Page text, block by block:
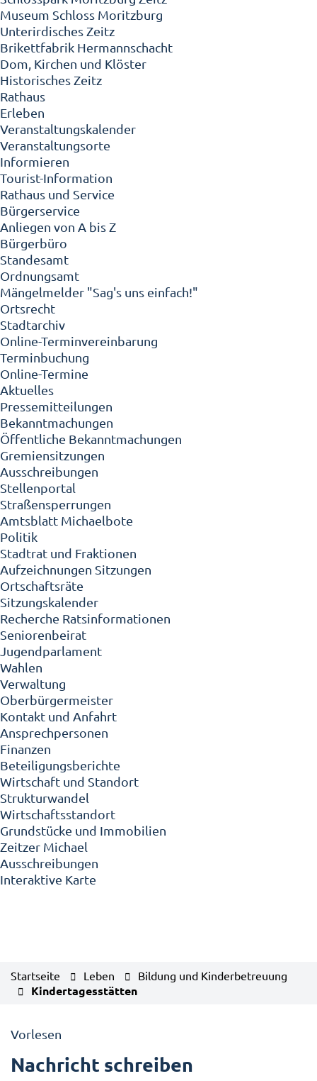
Museum Schloss Moritzburg
Unterirdisches Zeitz
Brikettfabrik Hermannschacht
Dom, Kirchen und Klöster
Historisches Zeitz
Rathaus
Erleben
Veranstaltungskalender
Veranstaltungsorte
Informieren
Tourist-Information
Rathaus und Service
Bürgerservice
Anliegen von A bis Z
Bürgerbüro
Standesamt
Ordnungsamt
Mängelmelder "Sag's uns einfach!"
Ortsrecht
Stadtarchiv
Online-Terminvereinbarung
Terminbuchung
Online-Termine
Aktuelles
Pressemitteilungen
Bekanntmachungen
Öffentliche Bekanntmachungen
Gremiensitzungen
Ausschreibungen
Stellenportal
Straßensperrungen
Amtsblatt Michaelbote
Politik
Stadtrat und Fraktionen
Aufzeichnungen Sitzungen
Ortschaftsräte
Sitzungskalender
Recherche Ratsinformationen
Seniorenbeirat
Jugendparlament
Wahlen
Verwaltung
Oberbürgermeister
Kontakt und Anfahrt
Ansprechpersonen
Finanzen
Beteiligungsberichte
Wirtschaft und Standort
Strukturwandel
Wirtschaftsstandort
Grundstücke und Immobilien
Zeitzer Michael
Ausschreibungen
Interaktive Karte
Startseite Leben Bildung und Kinderbetreuung
Kindertagesstätten
Vorlesen
Nachricht schreiben